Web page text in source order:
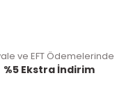
ve EFT Ödemelerinde
%5 Ekstra İndirim